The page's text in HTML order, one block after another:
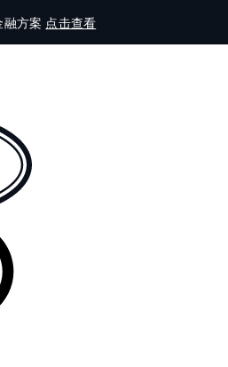
融方案 点击查看